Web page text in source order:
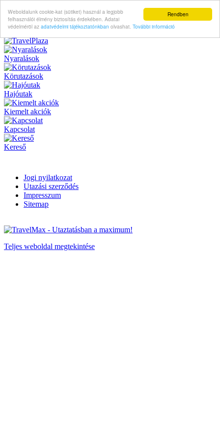
Rendben
Weboldalunk cookie-kat (sütiket) használ a legjobb
felhasználói élmény biztosítás érdekében. Adatai
védelméröl az adatvédelmi tájékoztatónkban olvashat. További információ
Nyaralások
Körutazások
Hajóutak
Kiemelt akciók
Kapcsolat
Kereső
Jogi nyilatkozat
Utazási szerződés
Impresszum
Sitemap
Teljes weboldal megtekintése